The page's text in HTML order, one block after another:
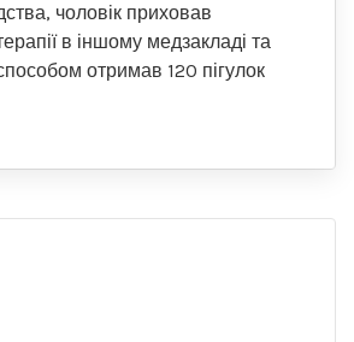
чоловік приховав
в іншому медзакладі та
отримав 120 пігулок